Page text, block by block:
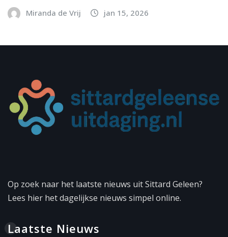
Miranda de Vrij jan 15, 2026
Op zoek naar het laatste nieuws uit Sittard Geleen?
Lees hier het dagelijkse nieuws simpel online.
Laatste Nieuws